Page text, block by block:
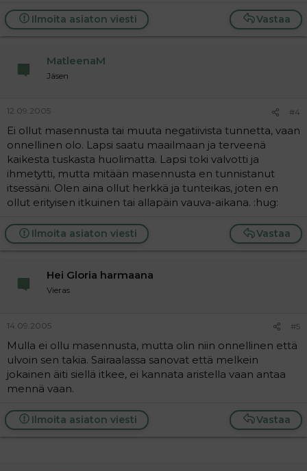
Vastaa
Ilmoita asiaton viesti
MatleenaM
Jäsen
12.09.2005 #4
Ei ollut masennusta tai muuta negatiivista tunnetta, vaan
onnellinen olo. Lapsi saatu maailmaan ja terveenä
kaikesta tuskasta huolimatta. Lapsi toki valvotti ja
ihmetytti, mutta mitään masennusta en tunnistanut
itsessäni. Olen aina ollut herkkä ja tunteikas, joten en
ollut erityisen itkuinen tai allapäin vauva-aikana. :hug:
Vastaa
Ilmoita asiaton viesti
Hei Gloria harmaana
Vieras
14.09.2005 #5
Mulla ei ollu masennusta, mutta olin niin onnellinen että
ulvoin sen takia. Sairaalassa sanovat että melkein
jokainen äiti siellä itkee, ei kannata aristella vaan antaa
mennä vaan.
Vastaa
Ilmoita asiaton viesti